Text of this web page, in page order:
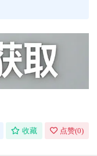
收藏 点赞(0)